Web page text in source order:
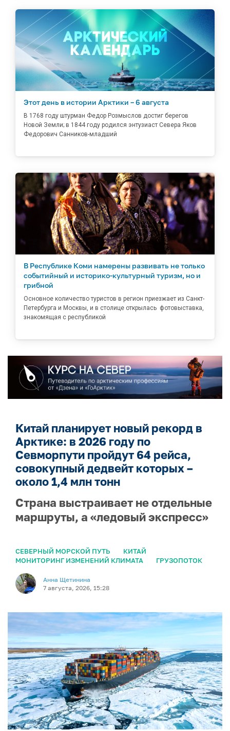
Этот день в истории Арктики – 6 августа
В 1768 году штурман Федор Розмыслов достиг берегов
Новой Земли; в 1844 году родился энтузиаст Севера Яков
Федорович Санников-младший
В Республике Коми намерены развивать не только
событийный и историко-культурный туризм, но и
грибной
Основное количество туристов в регион приезжает из Санкт-
Петербурга и Москвы, и в столице открылась фотовыставка,
знакомящая с республикой
Китай планирует новый рекорд в
Арктике: в 2026 году по
Севморпути пройдут 64 рейса,
совокупный дедвейт которых –
около 1,4 млн тонн
Страна выстраивает не отдельные
маршруты, а «ледовый экспресс»
СЕВЕРНЫЙ МОРСКОЙ ПУТЬ
КИТАЙ
МОНИТОРИНГ ИЗМЕНЕНИЙ КЛИМАТА
ГРУЗОПОТОК
Анна Щетинина
7 августа, 2026, 15:28